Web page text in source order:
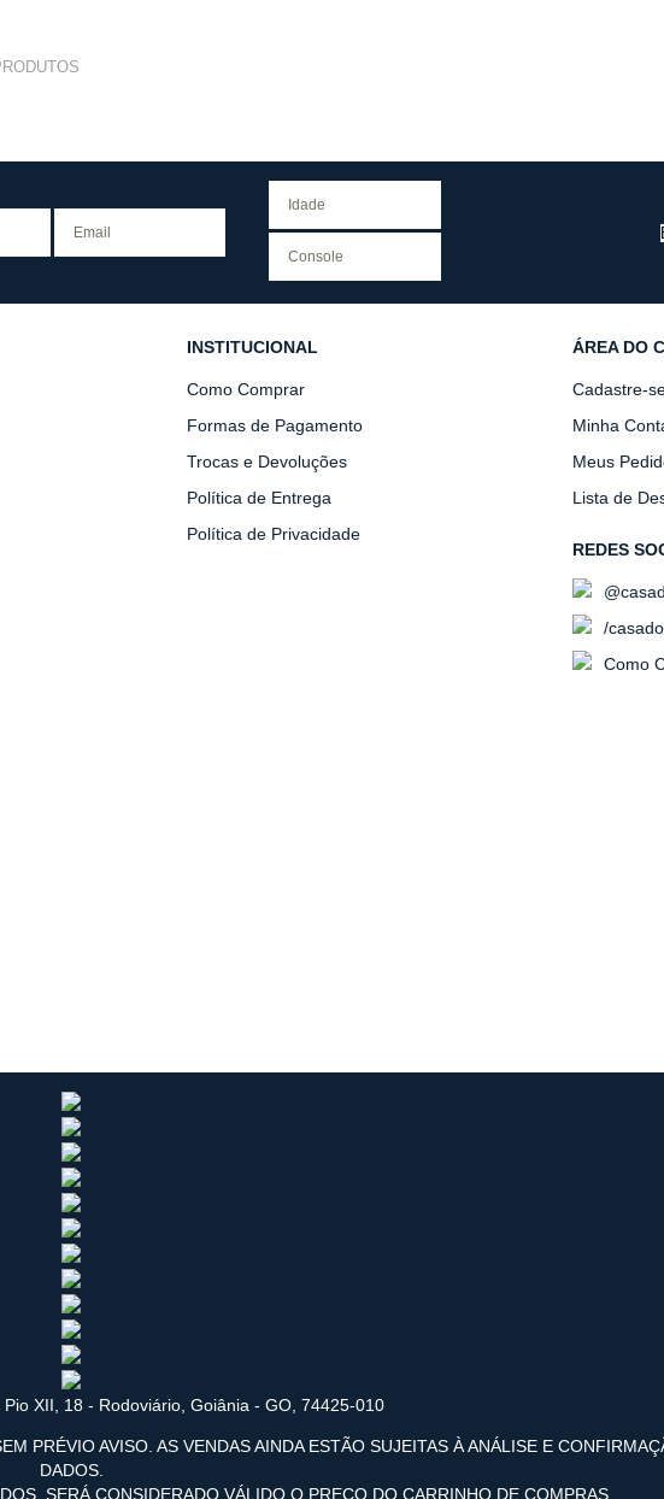
INSTITUCIONAL
Como Comprar
Formas de Pagamento
Trocas e Devoluções
Política de Entrega
Política de Privacidade
ÁREA DO
Cadastre-
Minha
Meus
Lista de
REDES
/
Como
XII, 18 - Rodoviário, Goiânia - GO, 74425-010
PRÉVIO AVISO. AS VENDAS AINDA ESTÃO SUJEITAS À ANÁLISE E
DADOS.
SERÁ CONSIDERADO VÁLIDO O PREÇO DO CARRINHO DE COMPRAS.